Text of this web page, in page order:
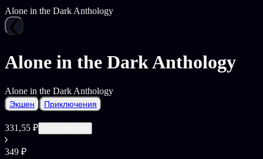
Alone in the Dark Anthology
Alone in the Dark Anthology
Alone in the Dark Anthology
Экшен Приключения
331,55 ₽
349 ₽